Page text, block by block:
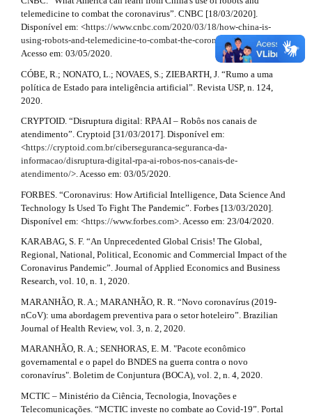
l
e
_
m
e
n
u
.
i
d
e
b
a
i
l
s
#
#
telemedicine to combat the coronavirus”. CNBC [18/03/2020].
Disponível em: <https://www.cnbc.com/2020/03/18/how-china-is-
using-robots-and-telemedicine-to-combat-the-coronavirus.html>.
Acesso em: 03/05/2020.
CÓBE, R.; NONATO, L.; NOVAES, S.; ZIEBARTH, J. “Rumo a uma
política de Estado para inteligência artificial”. Revista USP, n. 124,
2020.
CRYPTOID. “Disruptura digital: RPA AI – Robôs nos canais de
atendimento”. Cryptoid [31/03/2017]. Disponível em:
<https://cryptoid.com.br/ciberseguranca-seguranca-da-
informacao/disruptura-digital-rpa-ai-robos-nos-canais-de-
atendimento/>. Acesso em: 03/05/2020.
FORBES. “Coronavirus: How Artificial Intelligence, Data Science And
Technology Is Used To Fight The Pandemic”. Forbes [13/03/2020].
Disponível em: <https://www.forbes.com>. Acesso em: 23/04/2020.
KARABAG, S. F. “An Unprecedented Global Crisis! The Global,
Regional, National, Political, Economic and Commercial Impact of the
Coronavirus Pandemic”. Journal of Applied Economics and Business
Research, vol. 10, n. 1, 2020.
MARANHÃO, R. A.; MARANHÃO, R. R. “Novo coronavírus (2019-
nCoV): uma abordagem preventiva para o setor hoteleiro”. Brazilian
Journal of Health Review, vol. 3, n. 2, 2020.
MARANHÃO, R. A.; SENHORAS, E. M. "Pacote econômico
governamental e o papel do BNDES na guerra contra o novo
coronavírus". Boletim de Conjuntura (BOCA), vol. 2, n. 4, 2020.
MCTIC – Ministério da Ciência, Tecnologia, Inovações e
Telecomunicações. “MCTIC investe no combate ao Covid-19”. Portal